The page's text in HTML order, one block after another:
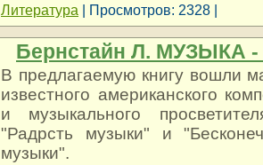
Литература | Просмотров: 2328 |
Бернстайн Л. МУЗЫКА
В предлагаемую книгу вошли
известного американского
и музыкального
"Радрсть музыки" и
музыки".